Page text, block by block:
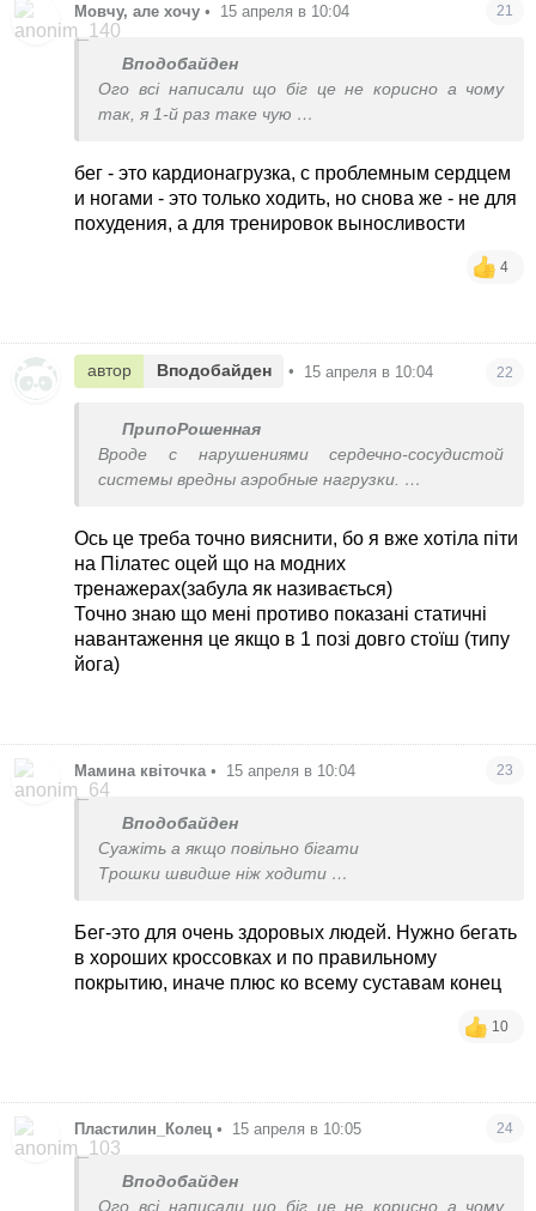
Мовчу, але хочу • 15 апреля в 10:04 21
Вподобайден
Ого всі написали що біг це не корисно а чому
так, я 1-й раз таке чую
бег - это кардионагрузка, с проблемным сердцем
и ногами - это только ходить, но снова же - не для
похудения, а для тренировок выносливости
4
автор Вподобайден • 15 апреля в 10:04 22
ПрипоРошенная
Вроде с нарушениями сердечно-сосудистой
системы вредны аэробные нагрузки.
Ось це треба точно вияснити, бо я вже хотіла піти
на Пілатес оцей що на модних
тренажерах(забула як називається)
Точно знаю що мені противо показані статичні
навантаження це якщо в 1 позі довго стоїш (типу
йога)
Мамина квіточка • 15 апреля в 10:04 23
Вподобайден
Суажіть а якщо повільно бігати
Трошки швидше ніж ходити
Може ви уявляєте що я швидко біжу
То в мене сил немає
Бег-это для очень здоровых людей. Нужно бегать
в хороших кроссовках и по правильному
покрытию, иначе плюс ко всему суставам конец
10
Пластилин_Колец • 15 апреля в 10:05 24
Вподобайден
Ого всі написали що біг це не корисно а чому